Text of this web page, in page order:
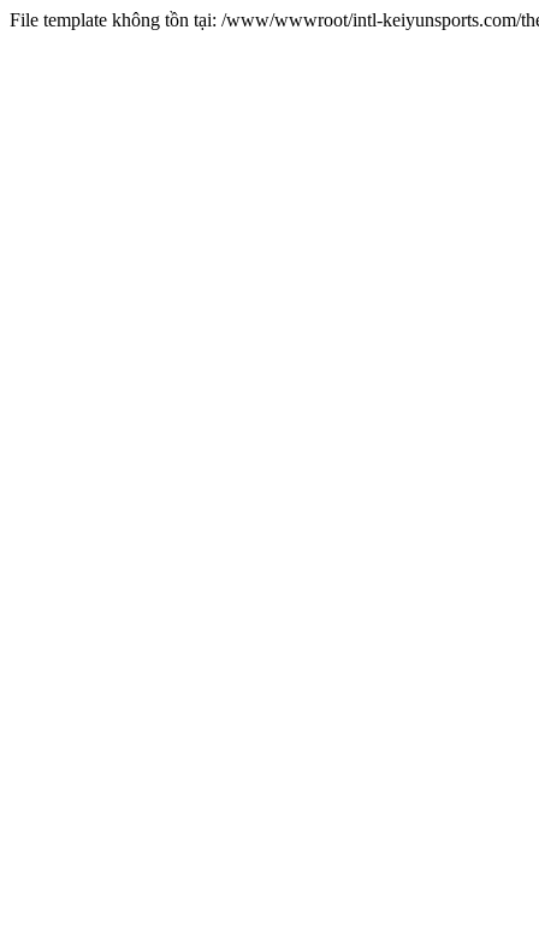
File template không tồn tại: /www/wwwroot/intl-keiyunsports.com/